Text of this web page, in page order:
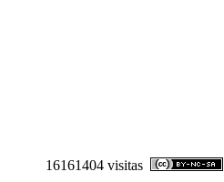
16161404 visitas